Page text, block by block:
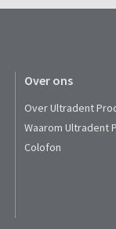
Over ons
Over Ultradent
Waarom Ultradent
Colofon